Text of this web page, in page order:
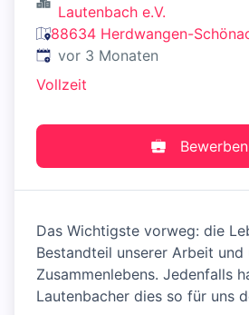
Lautenbach e.V.
88634 Herdwangen-
Veröffentlicht:
vor 3 Monaten
Vollzeit
Bewerben
Das Wichtigste vorweg: die
Bestandteil unserer Arbeit und
Zusammenlebens. Jedenfalls
Lautenbacher dies so für uns